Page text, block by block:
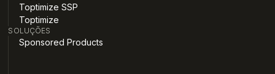
Toptimize SSP
Toptimize
SOLUÇÕES
Sponsored Products